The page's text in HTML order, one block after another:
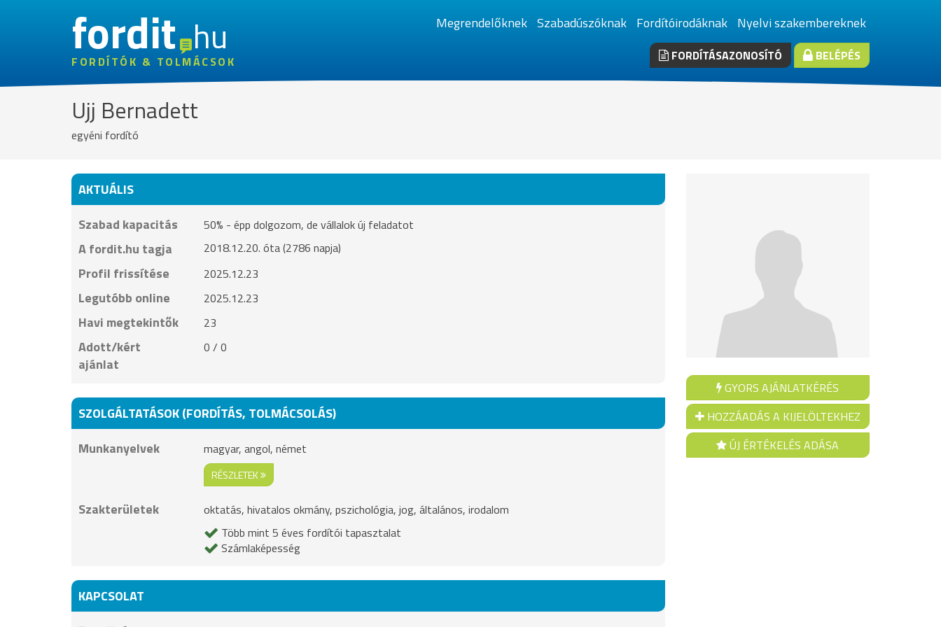
fordithu
FORDÍTÓK & TOLMÁCSOK
Megrendelőknek Szabadúszóknak Fordítóirodáknak Nyelvi szakembereknek
FORDÍTÁSAZONOSÍTÓ BELÉPÉS
Ujj Bernadett
egyéni fordító
GYORS AJÁNLATKÉRÉS
HOZZÁADÁS A KIJELÖLTEKHEZ
ÚJ ÉRTÉKELÉS ADÁSA
AKTUÁLIS
Szabad kapacitás
50% - épp dolgozom, de vállalok új feladatot
A fordit.hu tagja 2018.12.20. óta (2786 napja)
Profil frissítése 2025.12.23
Legutóbb online 2025.12.23
Havi megtekintők 23
Adott/kért
ajánlat
0 / 0
SZOLGÁLTATÁSOK (FORDÍTÁS, TOLMÁCSOLÁS)
Munkanyelvek
magyar, angol, német
RÉSZLETEK
Szakterületek
oktatás, hivatalos okmány, pszichológia, jog, általános, irodalom
Több mint 5 éves fordítói tapasztalat
Számlaképesség
KAPCSOLAT